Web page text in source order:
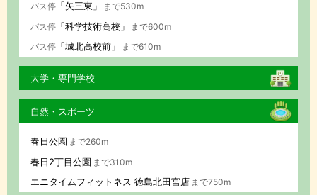
バス停「矢三東」
まで530m
バス停「科学技術高校」
まで600m
バス停「城北高校前」 まで610m
大学・専門学校
自然・スポーツ
春日公園 まで260m
春日2丁目公園 まで310m
エニタイムフィットネス 徳島北田宮店 まで750m